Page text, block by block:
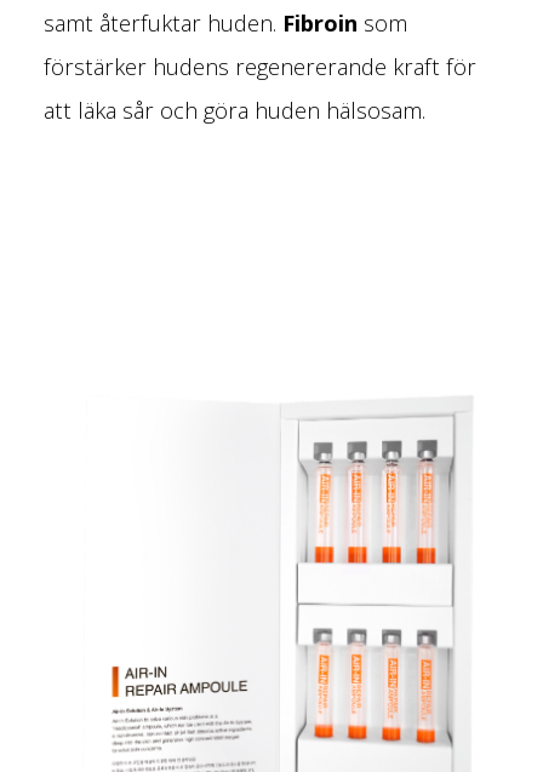
samt återfuktar huden. Fibroin som
förstärker hudens regenererande kraft för
att läka sår och göra huden hälsosam.